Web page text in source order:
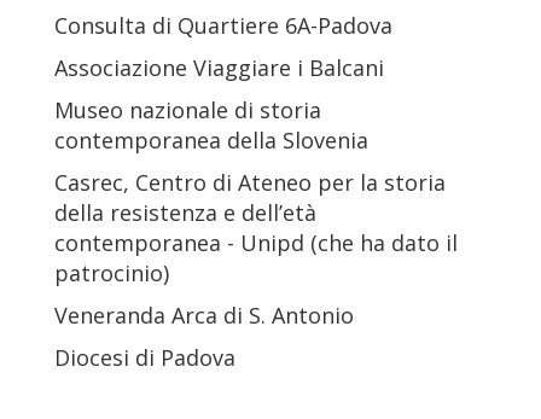
Consulta di Quartiere 6A-Padova
Associazione Viaggiare i Balcani
Museo nazionale di storia
contemporanea della Slovenia
Casrec, Centro di Ateneo per la storia
della resistenza e dell’età
contemporanea - Unipd (che ha dato il
patrocinio)
Veneranda Arca di S. Antonio
Diocesi di Padova